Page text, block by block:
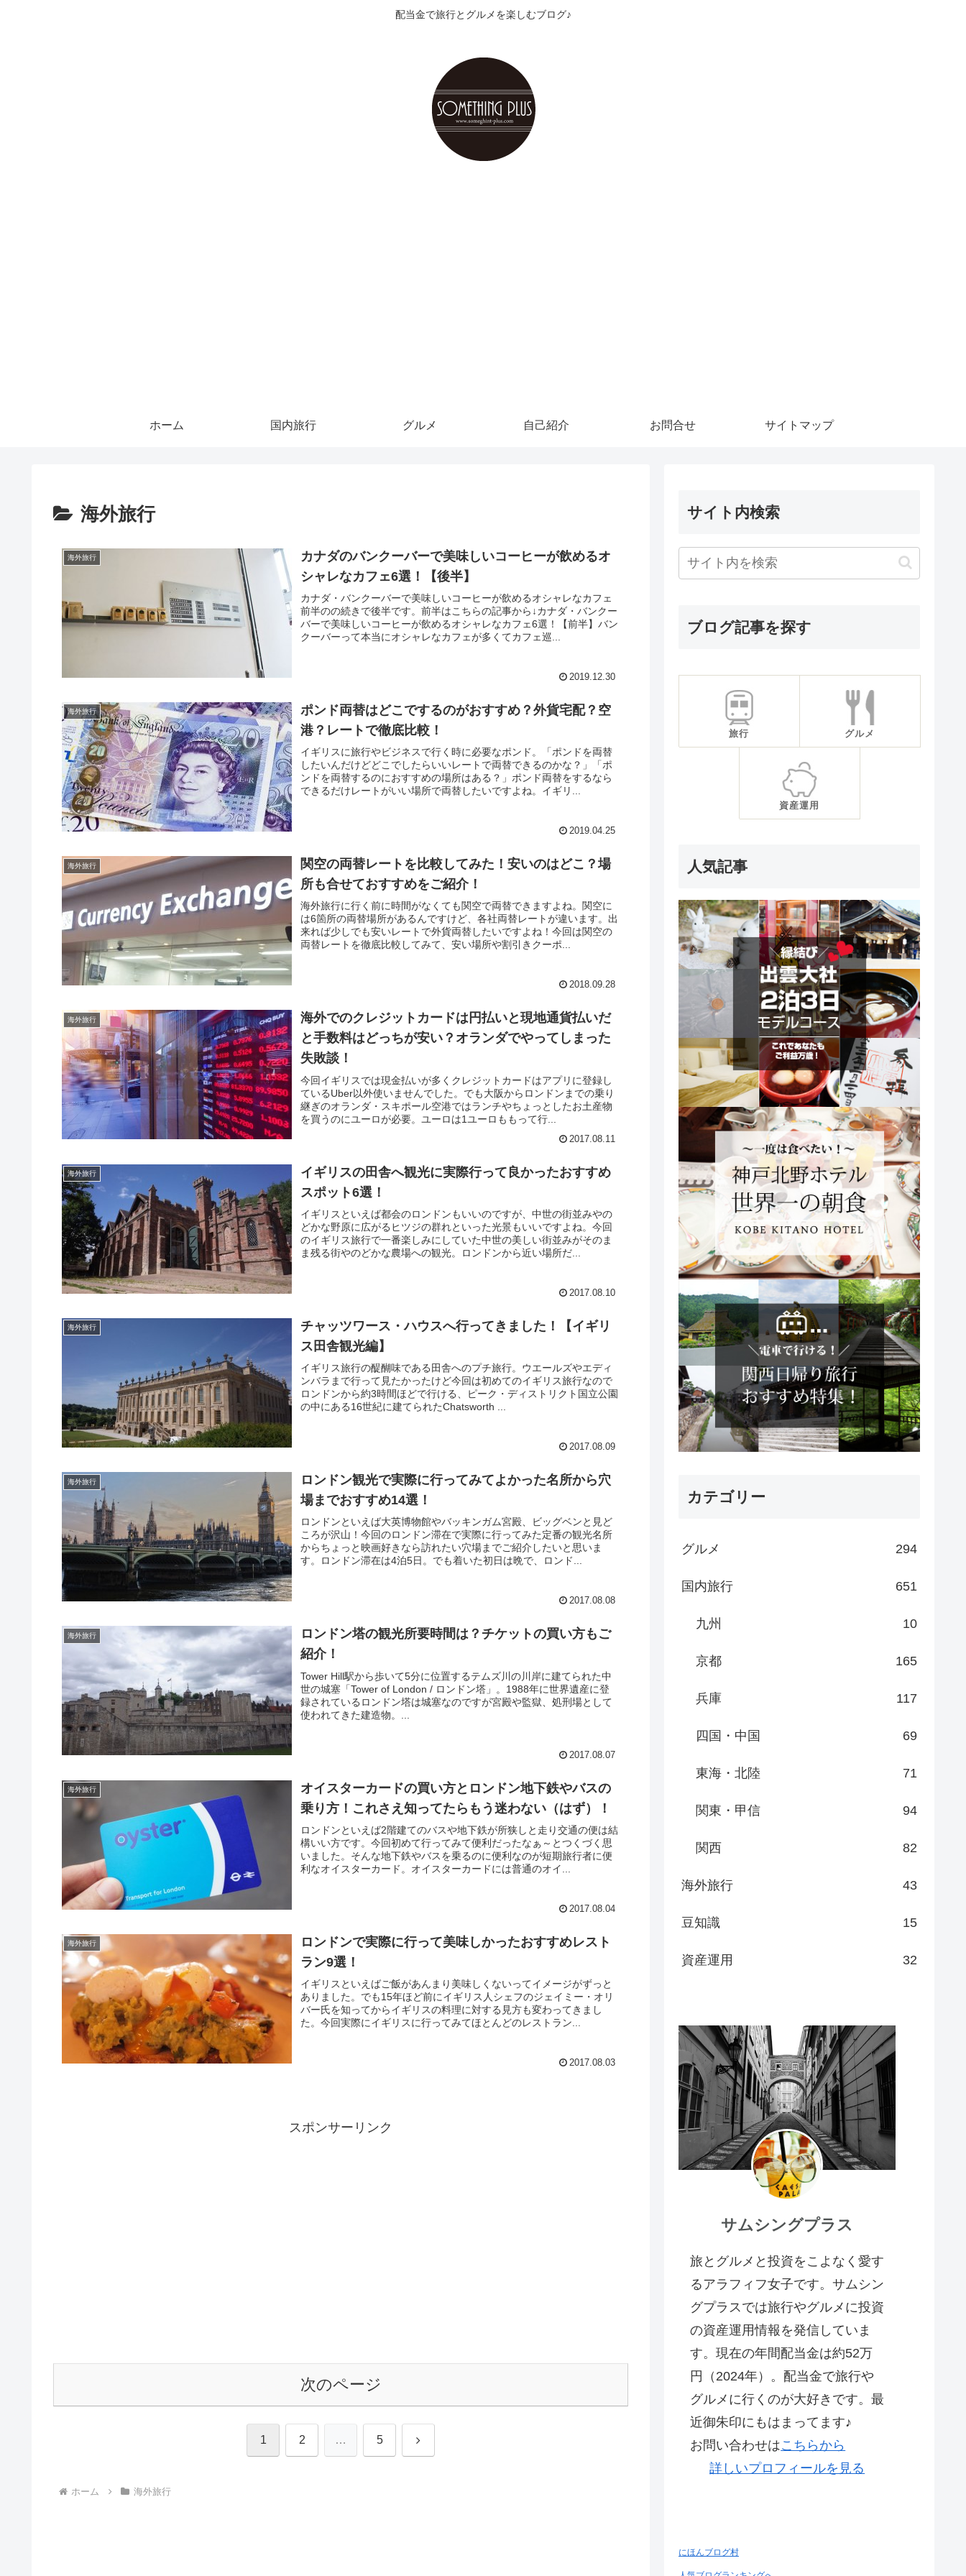
配当金で旅行とグルメを楽しむブログ♪
ホーム 国内旅行 グルメ 自己紹介 お問合せ サイトマップ
海外旅行
海外旅行
カナダのバンクーバーで美味しいコーヒーが飲めるオ
シャレなカフェ6選！【後半】
カナダ・バンクーバーで美味しいコーヒーが飲めるオシャレなカフェ
前半のの続きで後半です。前半はこちらの記事から↓カナダ・バンクー
バーで美味しいコーヒーが飲めるオシャレなカフェ6選！【前半】バン
クーバーって本当にオシャレなカフェが多くてカフェ巡...
2019.12.30
海外旅行
ポンド両替はどこでするのがおすすめ？外貨宅配？空
港？レートで徹底比較！
イギリスに旅行やビジネスで行く時に必要なポンド。「ポンドを両替
したいんだけどどこでしたらいいレートで両替できるのかな？」「ポ
ンドを両替するのにおすすめの場所はある？」ポンド両替をするなら
できるだけレートがいい場所で両替したいですよね。イギリ...
2019.04.25
海外旅行
関空の両替レートを比較してみた！安いのはどこ？場
所も合せておすすめをご紹介！
海外旅行に行く前に時間がなくても関空で両替できますよね。関空に
は6箇所の両替場所があるんですけど、各社両替レートが違います。出
来れば少しでも安いレートで外貨両替したいですよね！今回は関空の
両替レートを徹底比較してみて、安い場所や割引きクーポ...
2018.09.28
海外旅行
海外でのクレジットカードは円払いと現地通貨払いだ
と手数料はどっちが安い？オランダでやってしまった
失敗談！
今回イギリスでは現金払いが多くクレジットカードはアプリに登録し
ているUber以外使いませんでした。でも大阪からロンドンまでの乗り
継ぎのオランダ・スキポール空港ではランチやちょっとしたお土産物
を買うのにユーロが必要。ユーロは1ユーロももって行...
2017.08.11
海外旅行
イギリスの田舎へ観光に実際行って良かったおすすめ
スポット6選！
イギリスといえば都会のロンドンもいいのですが、中世の街並みやの
どかな野原に広がるヒツジの群れといった光景もいいですよね。今回
のイギリス旅行で一番楽しみにしていた中世の美しい街並みがそのま
ま残る街やのどかな農場への観光。ロンドンから近い場所だ...
2017.08.10
海外旅行
チャッツワース・ハウスへ行ってきました！【イギリ
ス田舎観光編】
イギリス旅行の醍醐味である田舎へのプチ旅行。ウエールズやエディ
ンバラまで行って見たかったけど今回は初めてのイギリス旅行なので
ロンドンから約3時間ほどで行ける、ピーク・ディストリクト国立公園
の中にある16世紀に建てられたChatsworth ...
2017.08.09
海外旅行
ロンドン観光で実際に行ってみてよかった名所から穴
場までおすすめ14選！
ロンドンといえば大英博物館やバッキンガム宮殿、ビッグベンと見ど
ころが沢山！今回のロンドン滞在で実際に行ってみた定番の観光名所
からちょっと映画好きなら訪れたい穴場までご紹介したいと思いま
す。ロンドン滞在は4泊5日。でも着いた初日は晩で、ロンド...
2017.08.08
海外旅行
ロンドン塔の観光所要時間は？チケットの買い方もご
紹介！
Tower Hill駅から歩いて5分に位置するテムズ川の川岸に建てられた中
世の城塞「Tower of London / ロンドン塔」。1988年に世界遺産に登
録されているロンドン塔は城塞なのですが宮殿や監獄、処刑場として
使われてきた建造物。...
2017.08.07
海外旅行
オイスターカードの買い方とロンドン地下鉄やバスの
乗り方！これさえ知ってたらもう迷わない（はず）！
ロンドンといえば2階建てのバスや地下鉄が所狭しと走り交通の便は結
構いい方です。今回初めて行ってみて便利だったなぁ～とつくづく思
いました。そんな地下鉄やバスを乗るのに便利なのが短期旅行者に便
利なオイスターカード。オイスターカードには普通のオイ...
2017.08.04
海外旅行
ロンドンで実際に行って美味しかったおすすめレスト
ラン9選！
イギリスといえばご飯があんまり美味しくないってイメージがずっと
ありました。でも15年ほど前にイギリス人シェフのジェイミー・オリ
バー氏を知ってからイギリスの料理に対する見方も変わってきまし
た。今回実際にイギリスに行ってみてほとんどのレストラン...
2017.08.03
スポンサーリンク
次のページ
1 2 … 5 次
ホーム 海外旅行
サイト内検索
ブログ記事を探す
旅行 グルメ
資産運用
人気記事
カテゴリー
グルメ 294
国内旅行 651
九州 10
京都 165
兵庫 117
四国・中国 69
東海・北陸 71
関東・甲信 94
関西 82
海外旅行 43
豆知識 15
資産運用 32
サムシングプラス
旅とグルメと投資をこよなく愛す
るアラフィフ女子です。サムシン
グプラスでは旅行やグルメに投資
の資産運用情報を発信していま
す。現在の年間配当金は約52万
円（2024年）。配当金で旅行や
グルメに行くのが大好きです。最
近御朱印にもはまってます♪
お問い合わせはこちらから
詳しいプロフィールを見る
にほんブログ村